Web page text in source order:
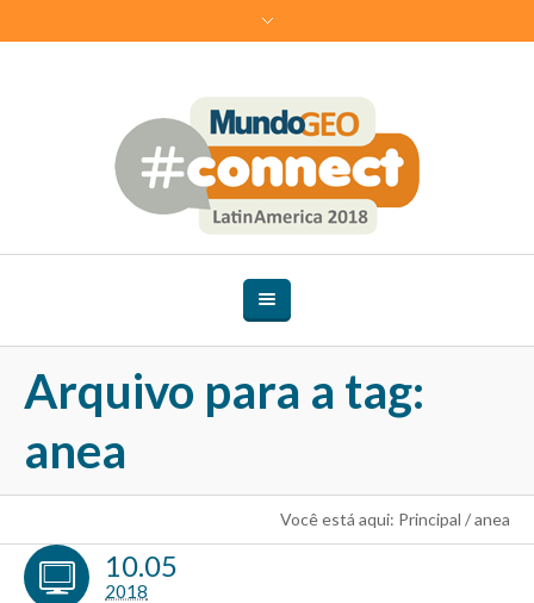
Arquivo para a tag:
anea
Você está aqui: Principal /anea
10.05
2018